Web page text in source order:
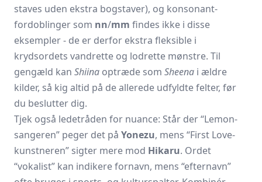
staves uden ekstra bogstaver), og konsonant­
fordoblinger som nn/mm findes ikke i disse
eksempler - de er derfor ekstra fleksible i
krydsordets vandrette og lodrette mønstre. Til
gengæld kan Shiina optræde som Sheena i ældre
kilder, så kig altid på de allerede udfyldte felter, før
du beslutter dig.
Tjek også ledetråden for nuance: Står der “Lemon-
sangeren” peger det på Yonezu, mens “First Love-
kunstneren” sigter mere mod Hikaru. Ordet
“vokalist” kan indikere fornavn, mens “efternavn”